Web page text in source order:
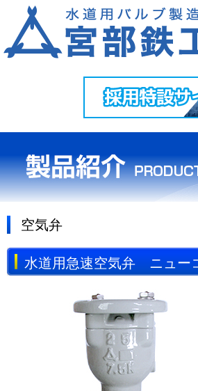
空気弁
水道用急速空気弁 ニュー